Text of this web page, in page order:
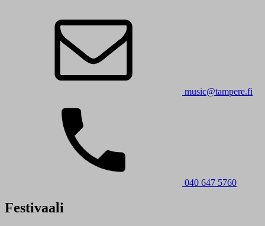
music@tampere.fi
040 647 5760
Festivaali